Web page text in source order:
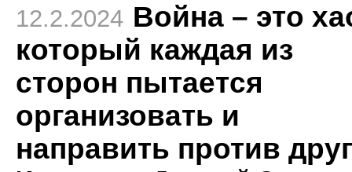
12.2.2024 Война – это
который каждая из
сторон пытается
организовать и
направить против